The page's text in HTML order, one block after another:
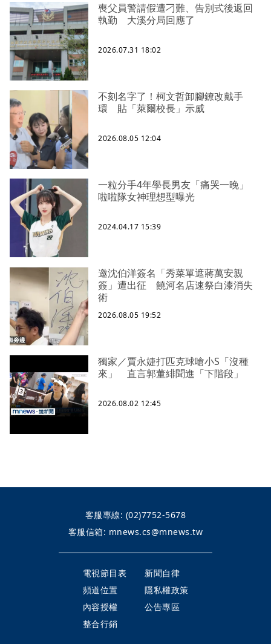
喪父員警請假遭刁難、告別式後返回
執勤 大溪分局回應了
2026.07.31 18:02
不刻名字了！柯文哲卸腳鐐改戴手
環 貼「萊爾校長」示威
2026.08.05 12:04
一粒分手4年學長男友「痛哭一晚」
啦啦隊女神理想型曝光
2024.04.17 15:39
邀沈伯洋簽名「秀菜單遮蔣萬安親
簽」遭出征 饒河名店速祭白漆消失
術
2026.08.05 19:52
獨家／賈永婕打匹克球嗆小S「沒種
來」 直言郭董緋聞進「下階段」
2026.08.02 12:45
客服專線: (02)7752-5678
客服信箱: mnews.cs@mnews.tw
電視節目表
新聞自律
頻道位置
隱私權政策
內容授權
公告專區
整合行銷